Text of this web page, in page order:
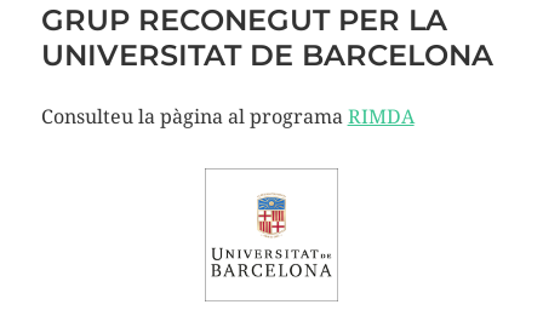
GRUP RECONEGUT PER LA
UNIVERSITAT DE BARCELONA
Consulteu la pàgina al programa RIMDA